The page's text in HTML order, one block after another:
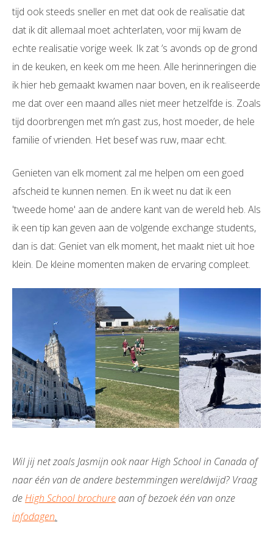
tijd ook steeds sneller en met dat ook de realisatie dat
dat ik dit allemaal moet achterlaten, voor mij kwam de
echte realisatie vorige week. Ik zat ’s avonds op de grond
in de keuken, en keek om me heen. Alle herinneringen die
ik hier heb gemaakt kwamen naar boven, en ik realiseerde
me dat over een maand alles niet meer hetzelfde is. Zoals
tijd doorbrengen met m’n gast zus, host moeder, de hele
familie of vrienden. Het besef was ruw, maar echt.
Genieten van elk moment zal me helpen om een goed
afscheid te kunnen nemen. En ik weet nu dat ik een
'tweede home' aan de andere kant van de wereld heb. Als
ik een tip kan geven aan de volgende exchange students,
dan is dat: Geniet van elk moment, het maakt niet uit hoe
klein. De kleine momenten maken de ervaring compleet.
Wil jij net zoals Jasmijn ook naar High School in Canada of
naar één van de andere bestemmingen wereldwijd? Vraag
deHigh School brochureaan of bezoek één van onze
infodagen.